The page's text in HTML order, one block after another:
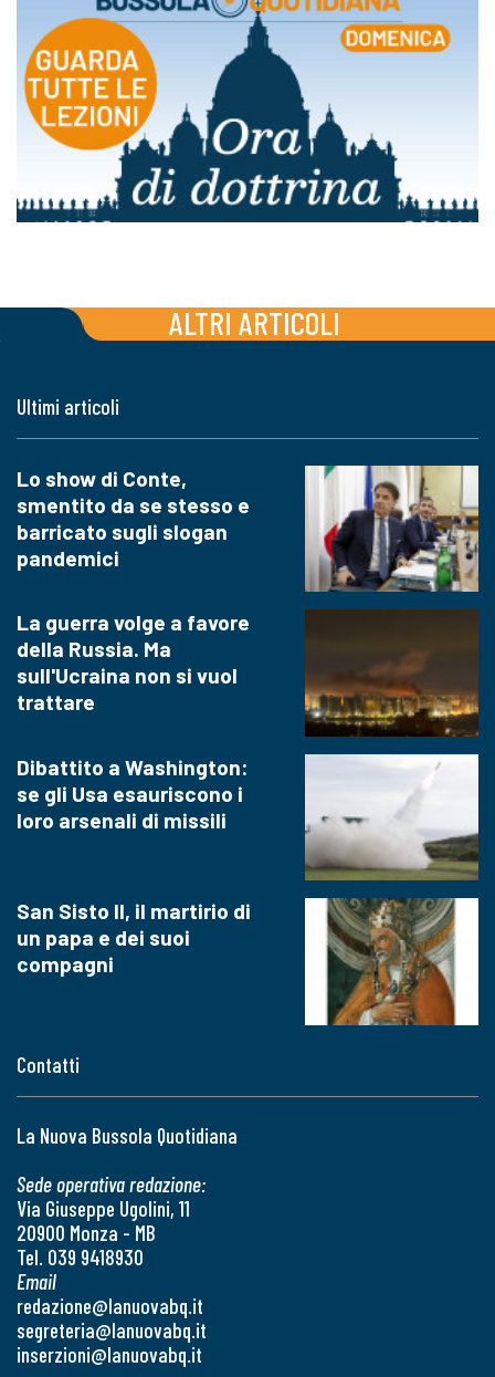
ALTRI ARTICOLI
Contatti
La Nuova Bussola Quotidiana
Sede operativa redazione:
Via Giuseppe Ugolini, 11
20900 Monza - MB
Tel. 039 9418930
Email
redazione@lanuovabq.it
segreteria@lanuovabq.it
inserzioni@lanuovabq.it
Ultimi articoli
Lo show di Conte,
smentito da se stesso e
barricato sugli slogan
pandemici
La guerra volge a favore
della Russia. Ma
sull'Ucraina non si vuol
trattare
Dibattito a Washington:
se gli Usa esauriscono i
loro arsenali di missili
San Sisto II, il martirio di
un papa e dei suoi
compagni